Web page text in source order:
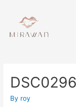
By roy